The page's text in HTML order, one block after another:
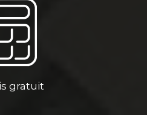
gratuit